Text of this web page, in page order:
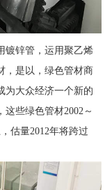
镀锌管，运用聚乙烯
，是以，绿色管材商
为大众经济一个新的
些绿色管材2002～
估量2012年将跨过